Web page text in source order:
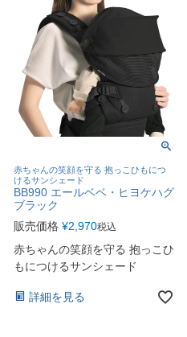
赤ちゃんの笑顔を守る 抱っこひもにつ
けるサンシェード
BB990 エールベベ・ヒヨケハグ
ブラック
販売価格 ¥2,970税込
赤ちゃんの笑顔を守る 抱っこひ
もにつけるサンシェード
詳細を見る